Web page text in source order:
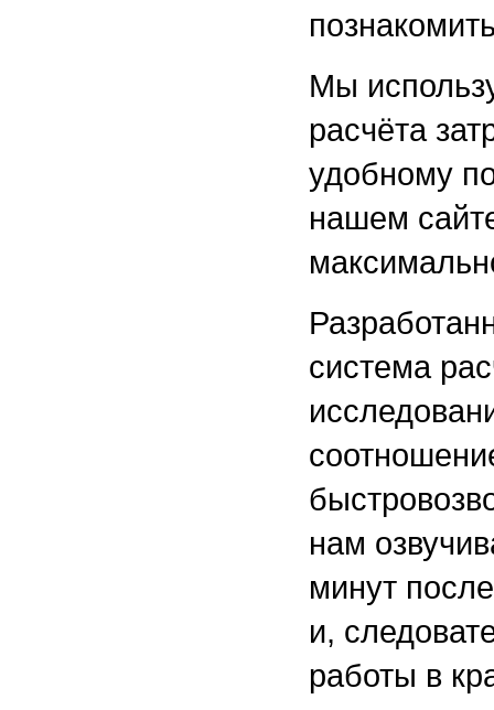
Мы
расчёта
удобному
нашем
система
нам
минут
и,
работы в